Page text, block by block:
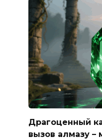
Драгоценный
вызов алмазу –